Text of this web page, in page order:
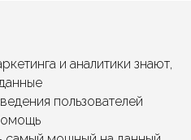
и аналитики знают,
пользователей